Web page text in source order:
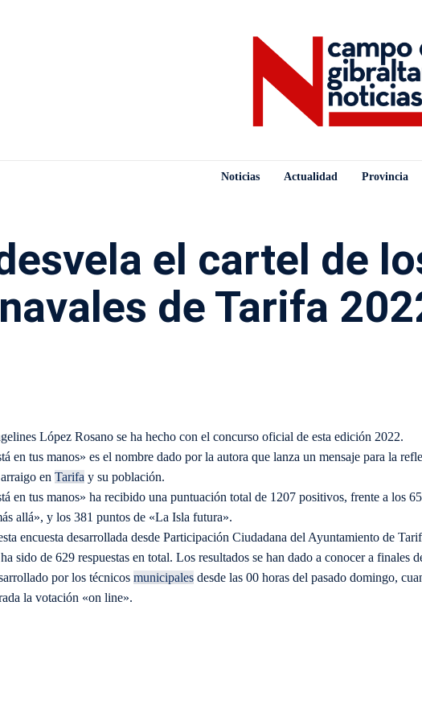
Noticias Actualidad Provincia
el cartel de
de Tarifa
López Rosano se ha hecho con el concurso oficial de esta edición 2022.
en tus manos» es el nombre dado por la autora que lanza un mensaje para la
en Tarifa y su población.
en tus manos» ha recibido una puntuación total de 1207 positivos, frente a los
allá», y los 381 puntos de «La Isla futura».
encuesta desarrollada desde Participación Ciudadana del Ayuntamiento de
sido de 629 respuestas en total. Los resultados se han dado a conocer a finales
por los técnicos municipales desde las 00 horas del pasado domingo,
la votación «on line».